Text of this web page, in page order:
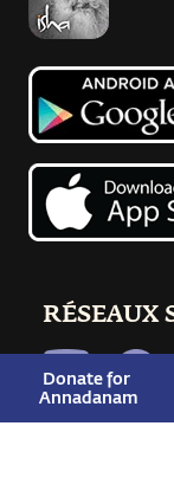
Donate for
Annadanam
RÉSEAUX